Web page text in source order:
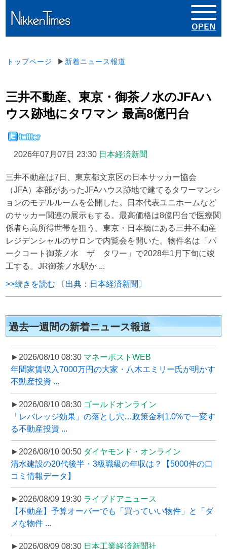
トップページ ▶ 新着ニュース報道
三井不動産、東京・御茶ノ水のJFAハ
ウス跡地にタワマン 最高8億円台
2026年07月07日 23:30 日本経済新聞
三井不動産は7日、東京都文京区の日本サッカー協会
（JFA）本部があったJFAハウス跡地で建てるタワーマンシ
ョンのモデルルームを公開した。日本代表ユニホームなど
のサッカー関連の展示もする。最高価格は8億円台で医療関
係者ら高所得世帯を狙う。東京・日本橋にある三井不動産
レジデンシャルのサロンで内覧会を開いた。物件名は「パ
ークコート御茶ノ水 ザ タワー」で2028年1月下旬に竣
工する。JR御茶ノ水駅か ...
>>続きを読む 〔出典：日本経済新聞〕
過去一週間の新着ニュース報道
►2026/08/10 08:30 マネーポストWEB
年間家賃収入7000万円の大家・八木エミリー氏が明かす
不動産投資 ...
►2026/08/10 08:30 ゴールドオンライン
「レバレッジ効果」の落とし穴…政策金利1.0%で一変す
る不動産投資 ...
►2026/08/10 00:50 ダイヤモンド・オンライン
清水建設の20代後半・3級職級の年収は？【5000件の口
コミ情報データ】
►2026/08/09 19:30 ライブドアニュース
【不動産】予算オーバーでも「買っていい物件」と「ダ
メな物件 ...
►2026/08/09 08:30 日本工業経済新聞社